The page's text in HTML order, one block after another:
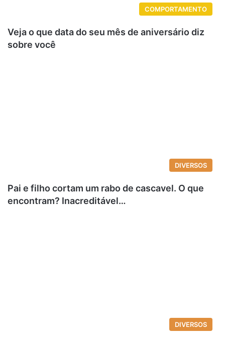
COMPORTAMENTO
Veja o que data do seu mês de aniversário diz
sobre você
DIVERSOS
Pai e filho cortam um rabo de cascavel. O que
encontram? Inacreditável…
DIVERSOS